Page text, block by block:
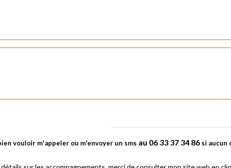
vouloir m'appeler ou m'envoyer un sms au 06 33 37 34 86 si aucun